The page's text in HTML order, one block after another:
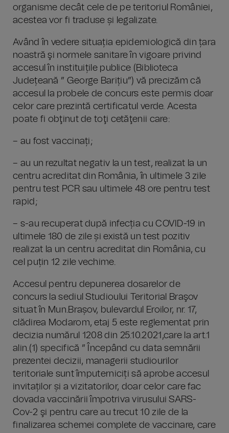
organisme decât cele de pe teritoriul României,
acestea vor fi traduse și legalizate.
Având în vedere situația epidemiologică din țara
noastră şi normele sanitare în vigoare privind
accesul în instituițile publice (Biblioteca
Județeană ” George Barițiu”) vă precizăm că
accesul la probele de concurs este permis doar
celor care prezintă certificatul verde. Acesta
poate fi obţinut de toţi cetăţenii care:
– au fost vaccinați;
– au un rezultat negativ la un test, realizat la un
centru acreditat din România, în ultimele 3 zile
pentru test PCR sau ultimele 48 ore pentru test
rapid;
– s-au recuperat după infecția cu COVID-19 in
ultimele 180 de zile și există un test pozitiv
realizat la un centru acreditat din România, cu
cel puțin 12 zile vechime.
Accesul pentru depunerea dosarelor de
concurs la sediul Studioului Teritorial Braşov
situat în Mun.Brașov, bulevardul Eroilor, nr. 17,
clădirea Modarom, etaj 5 este reglementat prin
decizia numărul 1208 din 25.10.2021,care la art.1
alin.(1) specifică ” Începând cu data semnării
prezentei decizii, managerii studiourilor
teritoriale sunt împuterniciți să aprobe accesul
invitaților și a vizitatorilor, doar celor care fac
dovada vaccinării împotriva virusului SARS-
Cov-2 şi pentru care au trecut 10 zile de la
finalizarea schemei complete de vaccinare, care